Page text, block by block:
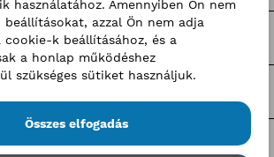
Iroda pályázatok
használatához. Amennyiben Ön nem
azzal Ön nem adja
cookie-k beállításához, és a
a honlap működéshez
szükséges sütiket használjuk.
Összes elfogadás